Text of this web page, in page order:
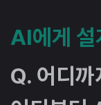
AI에게 설
Q. 어디까